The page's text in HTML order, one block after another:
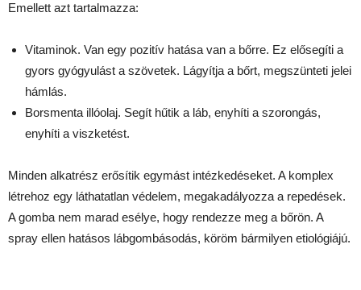
Emellett azt tartalmazza:
Vitaminok. Van egy pozitív hatása van a bőrre. Ez elősegíti a
gyors gyógyulást a szövetek. Lágyítja a bőrt, megszünteti jelei
hámlás.
Borsmenta illóolaj. Segít hűtik a láb, enyhíti a szorongás,
enyhíti a viszketést.
Minden alkatrész erősítik egymást intézkedéseket. A komplex
létrehoz egy láthatatlan védelem, megakadályozza a repedések.
A gomba nem marad esélye, hogy rendezze meg a bőrön. A
spray ellen hatásos lábgombásodás, köröm bármilyen etiológiájú.